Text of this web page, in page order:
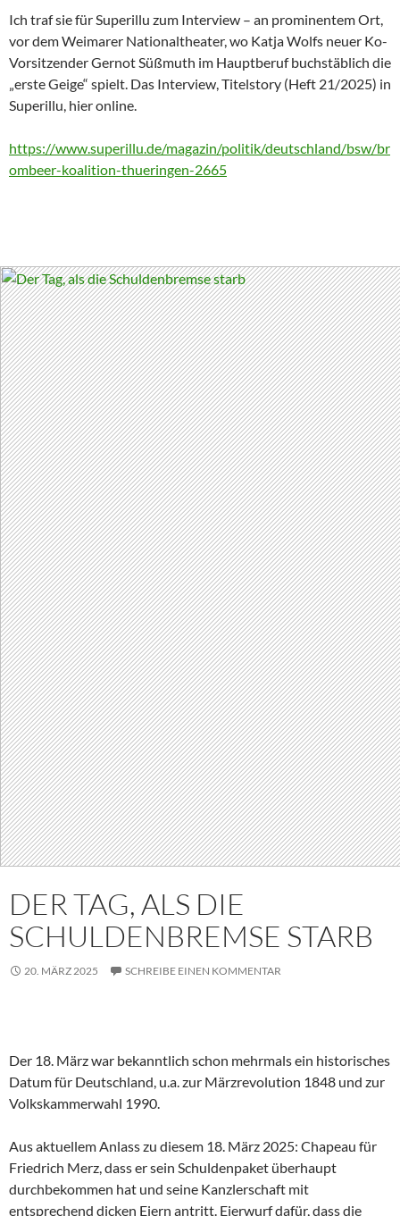
Ich traf sie für Superillu zum Interview – an prominentem Ort,
vor dem Weimarer Nationaltheater, wo Katja Wolfs neuer Ko-
Vorsitzender Gernot Süßmuth im Hauptberuf buchstäblich die
„erste Geige“ spielt. Das Interview, Titelstory (Heft 21/2025) in
Superillu, hier online.
https://www.superillu.de/magazin/politik/deutschland/bsw/br
ombeer-koalition-thueringen-2665
DER TAG, ALS DIE
SCHULDENBREMSE STARB
20. MÄRZ 2025 SCHREIBE EINEN KOMMENTAR
Der 18. März war bekanntlich schon mehrmals ein historisches
Datum für Deutschland, u.a. zur Märzrevolution 1848 und zur
Volkskammerwahl 1990.
Aus aktuellem Anlass zu diesem 18. März 2025: Chapeau für
Friedrich Merz, dass er sein Schuldenpaket überhaupt
durchbekommen hat und seine Kanzlerschaft mit
entsprechend dicken Eiern antritt. Eierwurf dafür, dass die